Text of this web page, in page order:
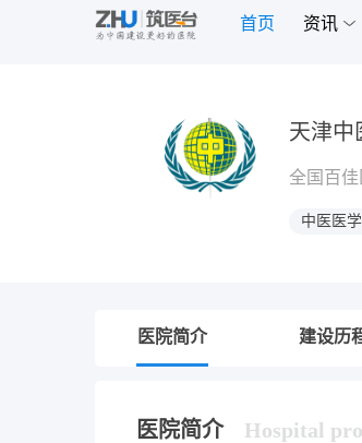
首页 资讯
天津中
全国百
中医医
医院简介 建设历
医院简介 Hospital